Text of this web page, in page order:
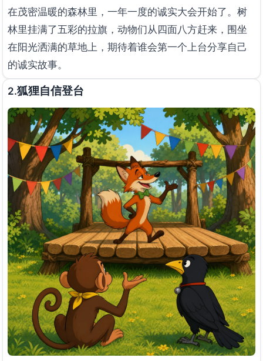
在茂密温暖的森林里，一年一度的诚实大会开始了。树
林里挂满了五彩的拉旗，动物们从四面八方赶来，围坐
在阳光洒满的草地上，期待着谁会第一个上台分享自己
的诚实故事。
2.狐狸自信登台